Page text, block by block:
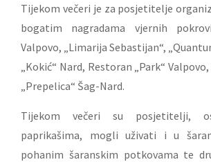
Tijekom večeri je za posjetitelje
bogatim nagradama vjernih
Valpovo, „Limarija Sebastijan“,
„Kokić“ Nard, Restoran „Park“
„Prepelica“ Šag-Nard.
Tijekom večeri su posjetitelji,
paprikašima, mogli uživati i u
pohanim šaranskim potkovama te